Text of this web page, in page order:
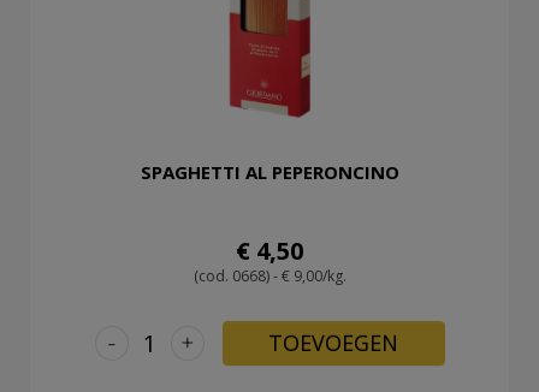
SPAGHETTI AL PEPERONCINO
€ 4,50
(cod. 0668) - € 9,00/kg.
+
- TOEVOEGEN